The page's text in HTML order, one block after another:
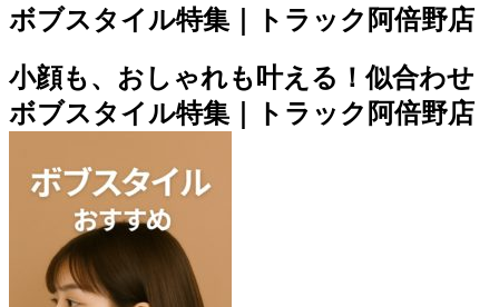
ボブスタイル特集｜トラック阿倍野店
小顔も、おしゃれも叶える！似合わせ
ボブスタイル特集｜トラック阿倍野店